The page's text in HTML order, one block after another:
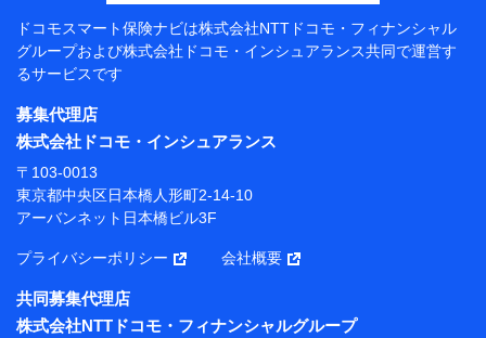
【共同して利用する者の範囲】
当社
株式会社NTTドコモ・フィナンシャルグループ
【利用目的】
当社または株式会社NTTドコモ・フィナンシャルグルー
プが提供する保険関連サービスにおけるユーザー登録受
付および管理のため
当社または株式会社NTTドコモ・フィナンシャルグルー
携会社の保険その他に関する情報を提供するため、また
維持管理等の委託業務遂行のため、またそれらに付帯、
関連する当社または株式会社NTTドコモ・フィナンシャ
ルグループおよび提携会社のサービスを案内、提供する
ドコモスマート保険ナビは株式会社NTTドコモ・フィナンシャル
グループおよび株式会社ドコモ・インシュアランス共同で運営す
るサービスです
募集代理店
株式会社ドコモ・インシュアランス
〒103-0013
東京都中央区日本橋人形町2-14-10
アーバンネット日本橋ビル3F
プライバシーポリシー 会社概要
共同募集代理店
株式会社NTTドコモ・フィナンシャルグループ